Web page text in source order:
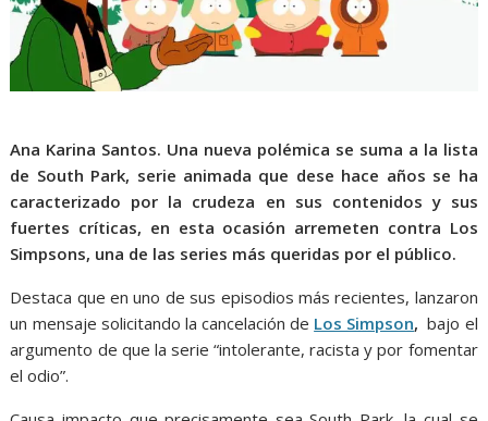
Ana Karina Santos. Una nueva polémica se suma a la lista
de South Park, serie animada que dese hace años se ha
caracterizado por la crudeza en sus contenidos y sus
fuertes críticas, en esta ocasión arremeten contra Los
Simpsons, una de las series más queridas por el público.
Destaca que en uno de sus episodios más recientes, lanzaron
un mensaje solicitando la cancelación de Los Simpson, bajo el
argumento de que la serie “intolerante, racista y por fomentar
el odio”.